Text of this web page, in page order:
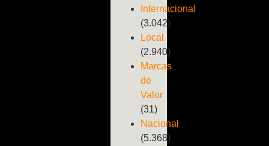
Internacional
(3.042)
Local
(2.940)
Marcas
de
Valor
(31)
Nacional
(5.368)